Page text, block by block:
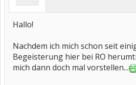
Hallo!
Nachdem ich mich schon seit
Begeisterung hier bei RO
mich dann doch mal vorstellen...